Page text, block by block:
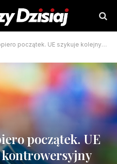
UE szykuje kolejny kontrowersyjny zakaz
początek. UE